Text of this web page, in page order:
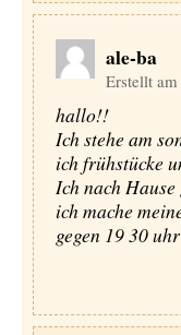
ale-ba
Erstellt am
hallo!!
Ich stehe am
ich frühstücke
Ich nach
ich mache
gegen 19 30